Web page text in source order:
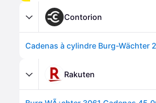
Contorion
Rakuten